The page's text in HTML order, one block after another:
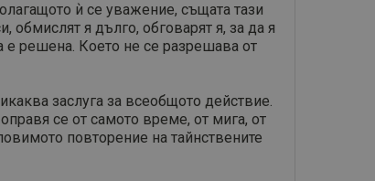
ѝ се уважение, същата тази
обмислят я дълго, обговарят я, за да я
е решена. Което не се разрешава от
заслуга за всеобщото действие.
се от самото време, от мига, от
повторение на тайнствените